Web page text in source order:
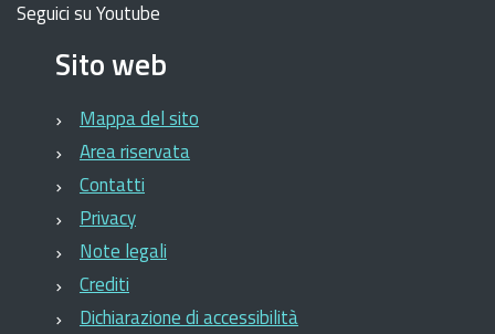
Seguici su Youtube
Sito web
Mappa del sito
Area riservata
Contatti
Privacy
Note legali
Crediti
Dichiarazione di accessibilità